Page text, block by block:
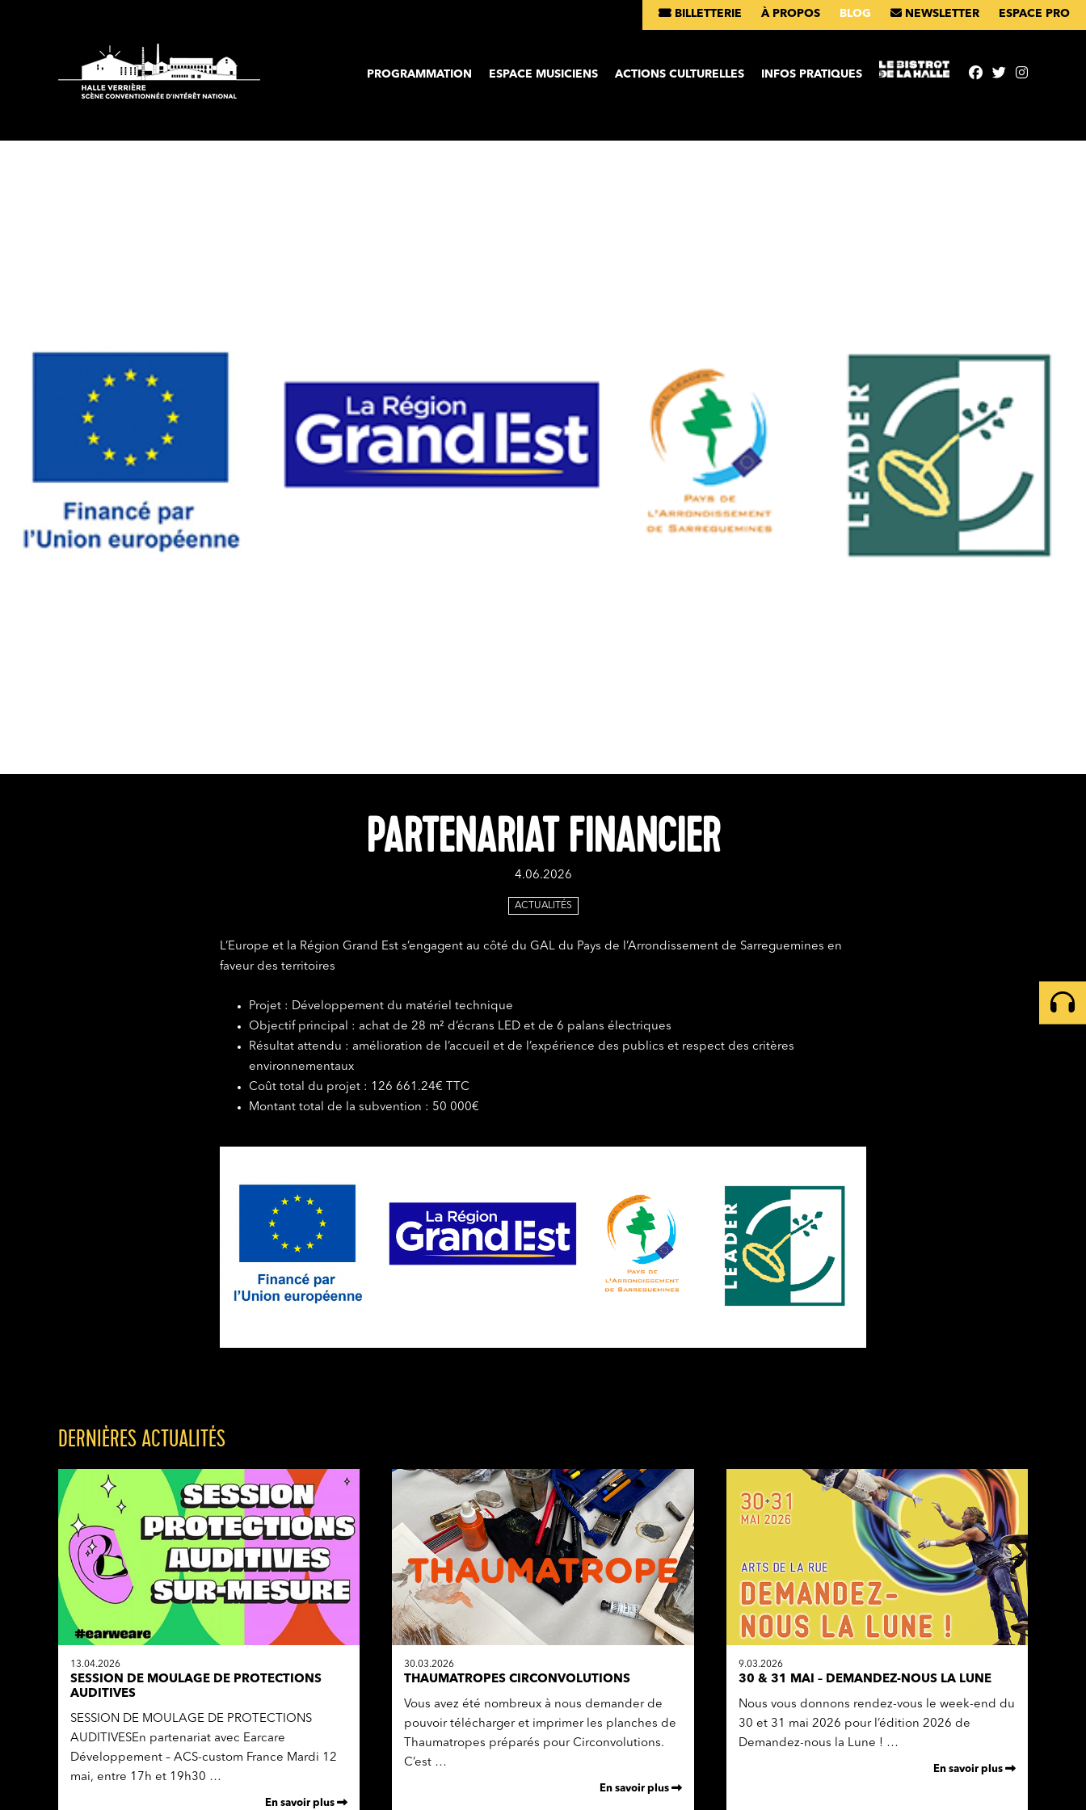
BILLETTERIE À PROPOS BLOG NEWSLETTER ESPACE PRO
PROGRAMMATION ESPACE MUSICIENS ACTIONS CULTURELLES INFOS PRATIQUES
PARTENARIAT FINANCIER
4.06.2026
ACTUALITÉS
L’Europe et la Région Grand Est s’engagent au côté du GAL du Pays de l’Arrondissement de Sarreguemines en
faveur des territoires
Projet : Développement du matériel technique
Objectif principal : achat de 28 m² d’écrans LED et de 6 palans électriques
Résultat attendu : amélioration de l’accueil et de l’expérience des publics et respect des critères
environnementaux
Coût total du projet : 126 661.24€ TTC
Montant total de la subvention : 50 000€
DERNIÈRES ACTUALITÉS
13.04.2026
SESSION DE MOULAGE DE PROTECTIONS
AUDITIVES
SESSION DE MOULAGE DE PROTECTIONS
AUDITIVESEn partenariat avec Earcare
Développement – ACS-custom France Mardi 12
mai, entre 17h et 19h30 …
En savoir plus
30.03.2026
THAUMATROPES CIRCONVOLUTIONS
Vous avez été nombreux à nous demander de
pouvoir télécharger et imprimer les planches de
Thaumatropes préparés pour Circonvolutions.
C’est …
En savoir plus
9.03.2026
30 & 31 MAI – DEMANDEZ-NOUS LA LUNE
Nous vous donnons rendez-vous le week-end du
30 et 31 mai 2026 pour l’édition 2026 de
Demandez-nous la Lune ! …
En savoir plus